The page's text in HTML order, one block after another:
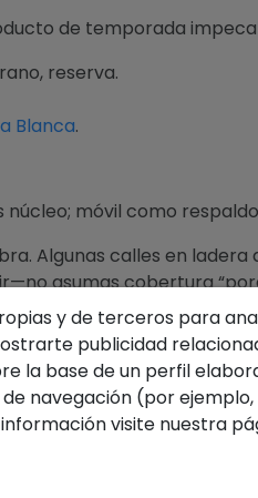
de temporada
reserva.
Blanca.
móvil como
Algunas calles en
asumas cobertura
y de terceros para
publicidad
la base de un perfil
navegación (por ejemplo,
visite nuestra